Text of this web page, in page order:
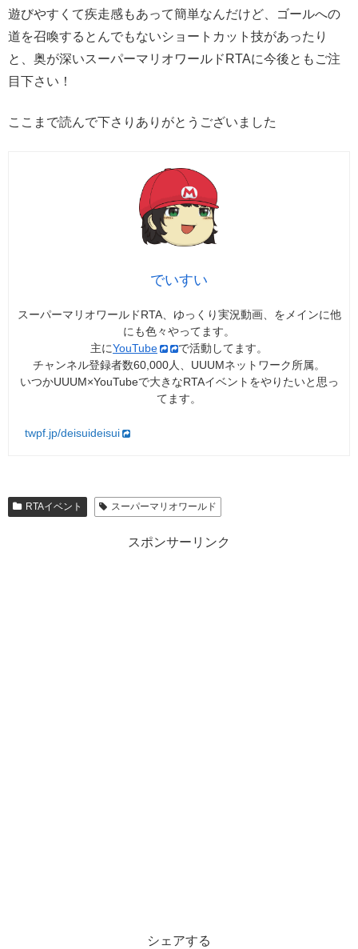
遊びやすくて疾走感もあって簡単なんだけど、ゴールへの
道を召喚するとんでもないショートカット技があったり
と、奥が深いスーパーマリオワールドRTAに今後ともご注
目下さい！
ここまで読んで下さりありがとうございました
でいすい
スーパーマリオワールドRTA、ゆっくり実況動画、をメインに他
にも色々やってます。
主にYouTube
で活動してます。
チャンネル登録者数60,000人、UUUMネットワーク所属。
いつかUUUM×YouTubeで大きなRTAイベントをやりたいと思っ
てます。
twpf.jp/deisuideisui
RTAイベント スーパーマリオワールド
スポンサーリンク
シェアする